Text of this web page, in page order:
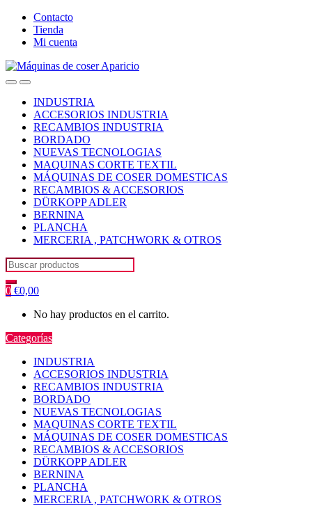
Skip
navigation
Skip
content
Contacto
Tienda
Mi cuenta
OpenClose
INDUSTRIA
ACCESORIOS INDUSTRIA
RECAMBIOS INDUSTRIA
BORDADO
NUEVAS TECNOLOGIAS
MAQUINAS CORTE TEXTIL
MÁQUINAS DE COSER DOMESTICAS
RECAMBIOS & ACCESORIOS
DÜRKOPP ADLER
BERNINA
PLANCHA
MERCERIA , PATCHWORK & OTROS
Search
for:
0 €0,00
No hay productos en el carrito.
Categorías
INDUSTRIA
ACCESORIOS INDUSTRIA
RECAMBIOS INDUSTRIA
BORDADO
NUEVAS TECNOLOGIAS
MAQUINAS CORTE TEXTIL
MÁQUINAS DE COSER DOMESTICAS
RECAMBIOS & ACCESORIOS
DÜRKOPP ADLER
BERNINA
PLANCHA
MERCERIA , PATCHWORK & OTROS